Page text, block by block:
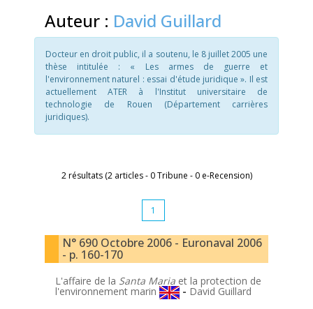
Auteur : David Guillard
Docteur en droit public, il a soutenu, le 8 juillet 2005 une
thèse intitulée : « Les armes de guerre et
l'environnement naturel : essai d'étude juridique ». Il est
actuellement ATER à l'Institut universitaire de
technologie de Rouen (Département carrières
juridiques).
2 résultats (2 articles - 0 Tribune - 0 e-Recension)
1
N° 690 Octobre 2006 - Euronaval 2006
- p. 160-170
L'affaire de la Santa Maria et la protection de
l'environnement marin
- David Guillard